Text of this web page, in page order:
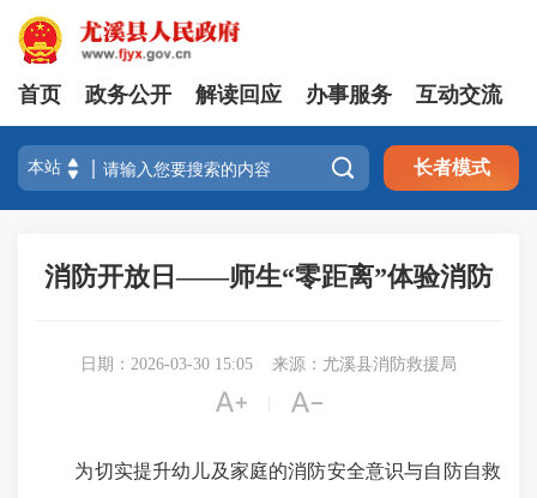
首页 政务公开 解读回应 办事服务 互动交流
 长者模式
消防开放日——师生“零距离”体验消防
日期：2026-03-30 15:05 来源：尤溪县消防救援局
 
为切实提升幼儿及家庭的消防安全意识与自防自救